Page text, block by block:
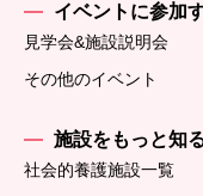
イベントに参加
見学会&施設説明会
その他のイベント
施設をもっと知
社会的養護施設一覧